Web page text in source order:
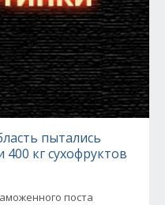
пытались
кг сухофруктов
поста